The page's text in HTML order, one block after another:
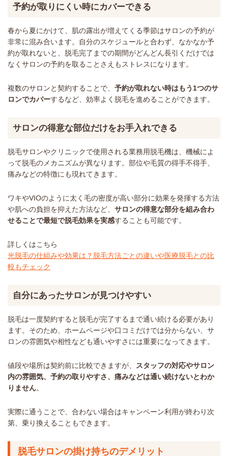
予約が取りにくい時にカバーできる
春から夏にかけて、肌の露出が増えてくる季節はサロンの予約が
非常に混み合います。自分のスケジュールと合わず、なかなか予
約が取れないと、脱毛完了までの期間がどんどん長引くだけでは
なくサロンの予約を取ることさえもストレスになります。
複数のサロンと契約することで、 予約が取れない時はもう1つのサ
ロンでカバーするなど、効率よく脱毛を進めることができます。
サロンの得意な部位だけをお手入れできる
脱毛サロンやクリニックで使用される業務用脱毛機は、機械によ
って脱毛のメカニズムが異なります。部位や毛質の得手不得手、
痛みなどの特徴にも現れてきます。
ワキやVIOのように太く毛の密度が高い部分に効果を発揮する方法
や肌への負担を抑えた方法など、 サロンの得意な部分を組み合わ
せることで最短で脱毛効果を実感することも可能です。
詳しくはこちら
光脱毛の仕組みや効果は？脱毛方法ごとの違いや医療脱毛との比
較もチェック
自分にあったサロンが見つけやすい
脱毛は一度契約すると脱毛が完了するまで通い続ける必要があり
ます。そのため、ホームページや口コミだけでは分からない、サ
ロンの雰囲気や相性なども通いやすさには重要になってきます。
値段や場所は契約前に比較できますが、 スタッフの対応やサロン
内の雰囲気、予約の取りやすさ、痛みなどは通い続けないとわか
りません。
実際に通うことで、合わない場合はキャンペーン利用が終わり次
第、乗り換えることもできます。
脱毛サロンの掛け持ちのデメリット